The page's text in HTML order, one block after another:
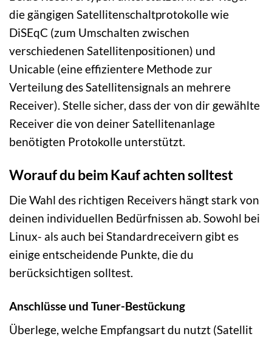
die gängigen Satellitenschaltprotokolle wie
DiSEqC (zum Umschalten zwischen
verschiedenen Satellitenpositionen) und
Unicable (eine effizientere Methode zur
Verteilung des Satellitensignals an mehrere
Receiver). Stelle sicher, dass der von dir gewählte
Receiver die von deiner Satellitenanlage
benötigten Protokolle unterstützt.
Worauf du beim Kauf achten solltest
Die Wahl des richtigen Receivers hängt stark von
deinen individuellen Bedürfnissen ab. Sowohl bei
Linux- als auch bei Standardreceivern gibt es
einige entscheidende Punkte, die du
berücksichtigen solltest.
Anschlüsse und Tuner-Bestückung
Überlege, welche Empfangsart du nutzt (Satellit